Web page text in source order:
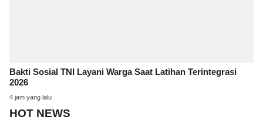
Bakti Sosial TNI Layani Warga Saat Latihan Terintegrasi
2026
4 jam yang lalu
HOT NEWS